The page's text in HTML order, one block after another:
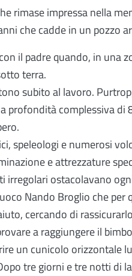
rimase impressa nella
che cadde in un pozzo
il padre quando, in una
terra.
subito al lavoro.
profondità complessiva
speleologi e numerosi
e attrezzature
irregolari ostacolavano
Nando Broglio che
cercando di
a raggiungere il
un cunicolo orizzontale
tre giorni e tre notti di